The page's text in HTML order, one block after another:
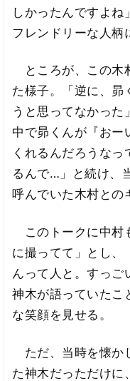
しかったんですよ
フレンドリーな人柄
ところが、この木
た様子。「逆に、昴
うと思ってなかっ
中で昴くんが『おー
くれるんだろうなっ
るんで…」と続け、
呼んでいた木村との
このトークに中村
に撮ってて」とし、
んって人と。すっご
神木が語っていたこ
な笑顔を見せる。
ただ、当時を懐か
た神木だっただけに